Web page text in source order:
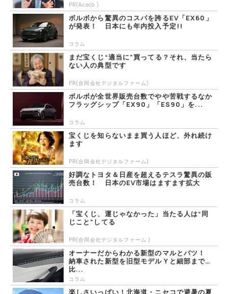
PR(Acoco.)
ボルボから驚異のコスパを誇るEV「EX60」
が発表！ 日本にも年内投入予定!!
コラム
まだ宝くじ“適当に”買ってる？それ、当たら
ない人の典型です
PR(合同会社デジタルファーム)
ボルボが全世界販売台数でやや苦戦するなか
フラッグシップ「EX90」「ES90」を...
コラム
宝くじを知らないまま買う人ほど、外れ続け
ます
PR(合同会社デジタルファーム)
好調なトヨタ＆日産を超えるテスラ驚異の販
売台数！ 日本のEV市場はますます拡大
コラム
「宝くじ、運じゃなかった」当たる人は“同
じこと”してる
PR(合同会社デジタルファーム )
オーナーだからわかる新型のマルとバツ！
納車された新型を旧型モデルＹと細部まで
比...
コラム
楽しさいっぱい！北海道・ニセコで避暑の夏